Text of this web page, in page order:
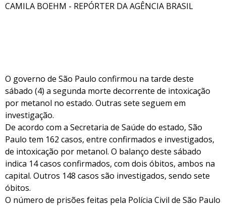
CAMILA BOEHM - REPÓRTER DA AGÊNCIA BRASIL
O governo de São Paulo confirmou na tarde deste
sábado (4) a segunda morte decorrente de intoxicação
por metanol no estado. Outras sete seguem em
investigação.
De acordo com a Secretaria de Saúde do estado, São
Paulo tem 162 casos, entre confirmados e investigados,
de intoxicação por metanol. O balanço deste sábado
indica 14 casos confirmados, com dois óbitos, ambos na
capital. Outros 148 casos são investigados, sendo sete
óbitos.
O número de prisões feitas pela Polícia Civil de São Paulo